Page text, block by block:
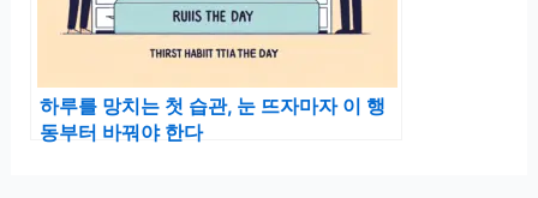
하루를 망치는 첫 습관, 눈 뜨자마자 이 행
동부터 바꿔야 한다